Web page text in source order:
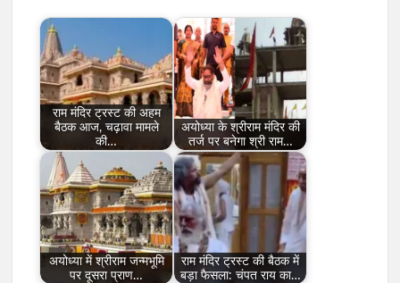
राम मंदिर ट्रस्ट की अहम
बैठक आज, चढ़ावा मामले
की…
अयोध्या के श्रीराम मंदिर की
तर्ज पर बनेगा श्री राम…
अयोध्या में श्रीराम जन्मभूमि
पर दूसरा प्राण…
राम मंदिर ट्रस्ट की बैठक में
बड़ा फैसला: चंपत राय का…